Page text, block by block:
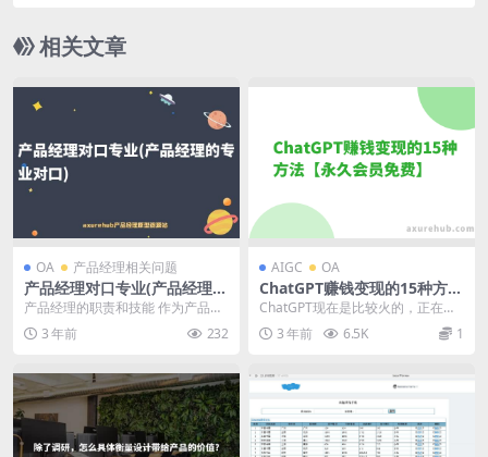
相关文章
OA 产品经理相关问题
产品经理对口专业(产品经理的
专业对口)
产品经理的职责和技能 作为产品经
理，其主要职责是负责制定产品的
战略和规划，从市场...
3 年前 232
AIGC OA
ChatGPT赚钱变现的15种方法
【永久会员免费】
ChatGPT现在是比较火的，正在改
变人们的职业，改变人们的生活，
甚至有些公司正...
3 年前 6.5K 1